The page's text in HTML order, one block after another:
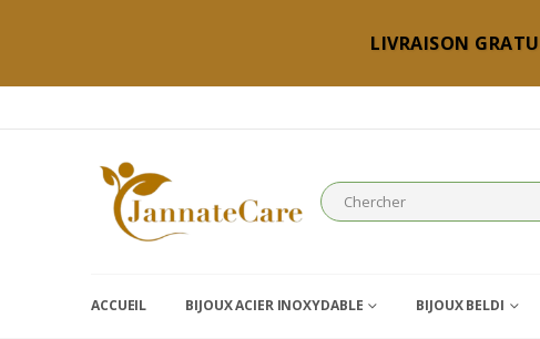
LIVRAISON
ACCUEIL BIJOUX ACIER INOXYDABLE BIJOUX BELDI